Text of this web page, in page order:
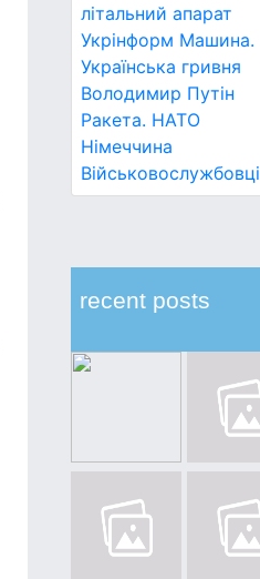
літальний апарат
Укрінформ Машина.
Українська гривня
Володимир Путін
Ракета. НАТО
Німеччина
Військовослужбовці
recent posts